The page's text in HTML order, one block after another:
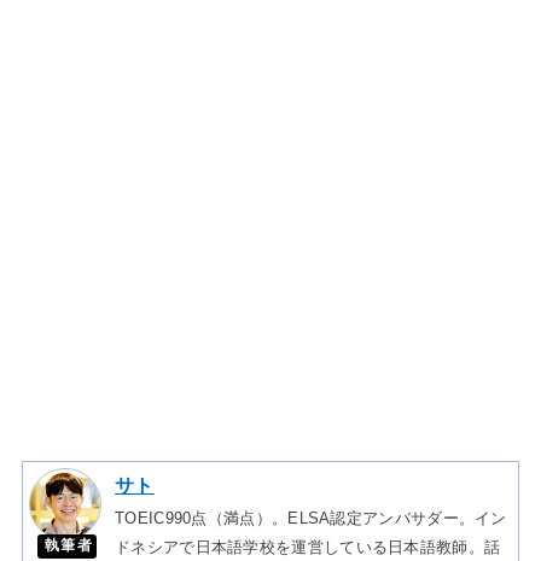
執筆者
サト
TOEIC990点（満点）。ELSA認定アンバサダー。イン
ドネシアで日本語学校を運営している日本語教師。話